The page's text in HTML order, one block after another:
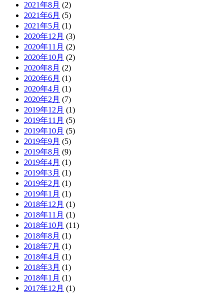
2021年8月 (2)
2021年6月 (5)
2021年5月 (1)
2020年12月 (3)
2020年11月 (2)
2020年10月 (2)
2020年8月 (2)
2020年6月 (1)
2020年4月 (1)
2020年2月 (7)
2019年12月 (1)
2019年11月 (5)
2019年10月 (5)
2019年9月 (5)
2019年8月 (9)
2019年4月 (1)
2019年3月 (1)
2019年2月 (1)
2019年1月 (1)
2018年12月 (1)
2018年11月 (1)
2018年10月 (11)
2018年8月 (1)
2018年7月 (1)
2018年4月 (1)
2018年3月 (1)
2018年1月 (1)
2017年12月 (1)